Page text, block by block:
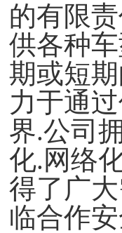
的有限
供各种
期或短
力于通
界.公司
化.网络
得了广
临合作